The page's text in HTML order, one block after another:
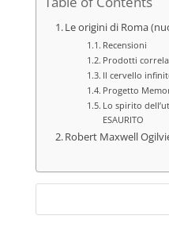
Le origini di Roma
Recensioni
Prodotti
Il cervello
Progetto
Lo spirito
ESAURITO
Robert Maxwell